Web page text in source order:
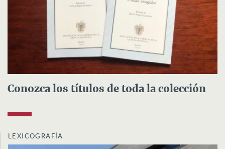
Conozca los títulos de toda la colección
LEXICOGRAFÍA